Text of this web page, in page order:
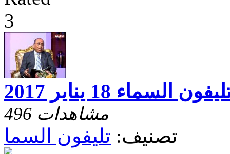
السماء 18 يناير 2017
496 مشاهدات
تصنيف: تليفون السما